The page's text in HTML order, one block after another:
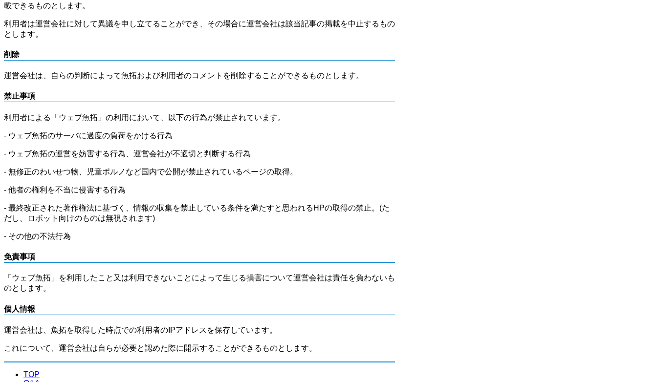
載できるものとします。
利用者は運営会社に対して異議を申し立てることができ、その場合に運営会社は該当記事の掲載を中止するもの
とします。
削除
運営会社は、自らの判断によって魚拓および利用者のコメントを削除することができるものとします。
禁止事項
利用者による「ウェブ魚拓」の利用において、以下の行為が禁止されています。
- ウェブ魚拓のサーバに過度の負荷をかける行為
- ウェブ魚拓の運営を妨害する行為、運営会社が不適切と判断する行為
- 無修正のわいせつ物、児童ポルノなど国内で公開が禁止されているページの取得。
- 他者の権利を不当に侵害する行為
- 最終改正された著作権法に基づく、情報の収集を禁止している条件を満たすと思われるHPの取得の禁止。(た
だし、ロボット向けのものは無視されます)
- その他の不法行為
免責事項
「ウェブ魚拓」を利用したこと又は利用できないことによって生じる損害について運営会社は責任を負わないも
のとします。
個人情報
運営会社は、魚拓を取得した時点での利用者のIPアドレスを保存しています。
これについて、運営会社は自らが必要と認めた際に開示することができるものとします。
TOP